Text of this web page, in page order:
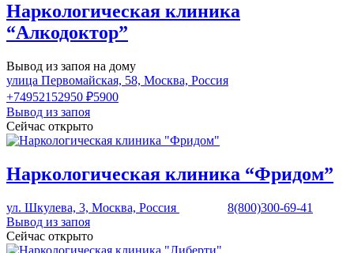
Наркологическая клиника
“Алкодоктор”
Вывод из запоя на дому
улица Первомайская, 58, Москва, Россия
+74952152950 ₽5900
Вывод из запоя
Сейчас открыто
Наркологическая клиника “Фридом”
ул. Шкулева, 3, Москва, Россия
8(800)300-69-41
Вывод из запоя
Сейчас открыто